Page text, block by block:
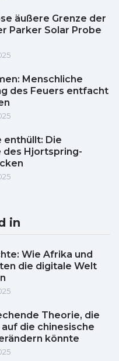
äußere Grenze der
Parker Solar Probe
Menschliche
des Feuers entfacht
enthüllt: Die
des Hjortspring-
in
Wie Afrika und
die digitale Welt
Theorie, die
die chinesische
könnte